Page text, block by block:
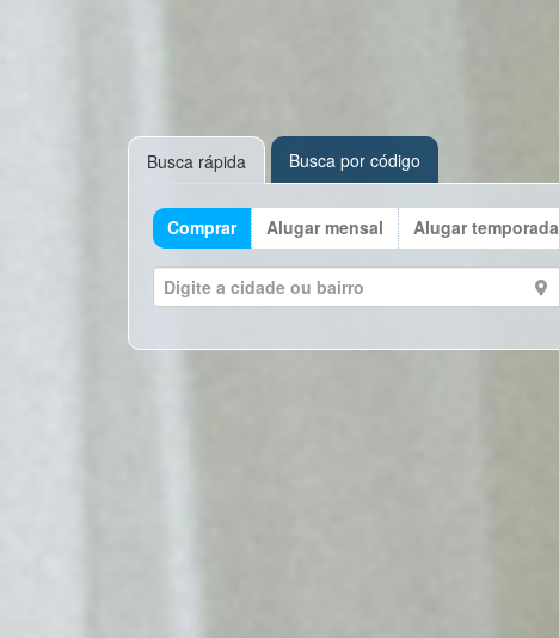
Busca rápida Busca por código
Comprar Alugar mensal Alugar temporada